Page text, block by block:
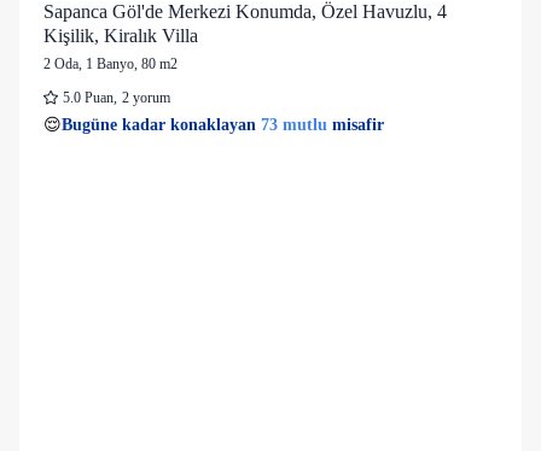
Sapanca Göl'de Merkezi Konumda, Özel Havuzlu, 4
Kişilik, Kiralık Villa
2 Oda, 1 Banyo, 80 m2
5.0 Puan, 2 yorum
👀Son 1 saatte50 kişigörüntüledi
12 kişi